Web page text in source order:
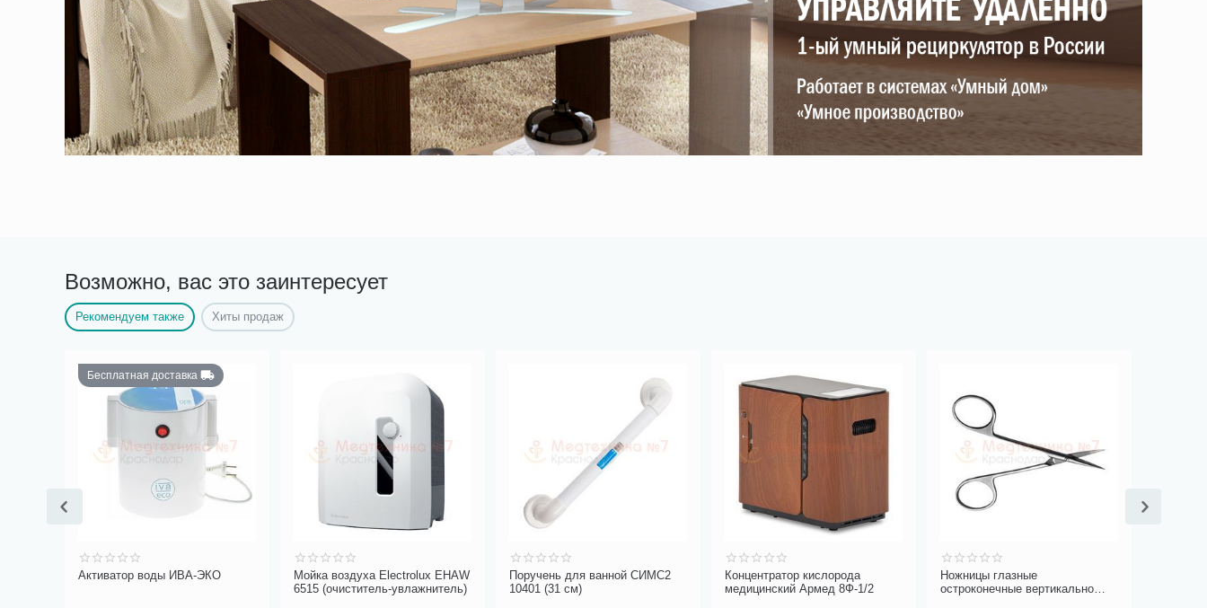
Возможно, вас это заинтересует
Рекомендуем также Хиты продаж
Бесплатная доставка
Активатор воды ИВА-ЭКО
Мойка воздуха Electrolux EHAW
6515 (очиститель-увлажнитель)
Поручень для ванной СИМС2
10401 (31 см)
Концентратор кислорода
медицинский Армед 8Ф-1/2
Ножницы глазные
остроконечные вертикально